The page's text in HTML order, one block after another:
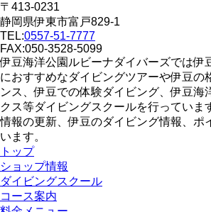
〒413-0231
静岡県伊東市富戸829-1
TEL:0557-51-7777
FAX:050-3528-5099
伊豆海洋公園ルビーナダイバーズでは伊
におすすめなダイビングツアーや伊豆の
ンス、伊豆での体験ダイビング、伊豆海
クス等ダイビングスクールを行っていま
情報の更新、伊豆のダイビング情報、ポ
います。
トップ
ショップ情報
ダイビングスクール
コース案内